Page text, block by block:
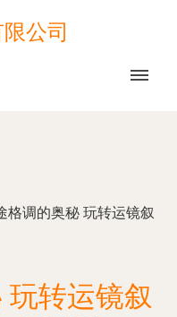
公司
格调的奥秘 玩转运镜叙
转运镜叙